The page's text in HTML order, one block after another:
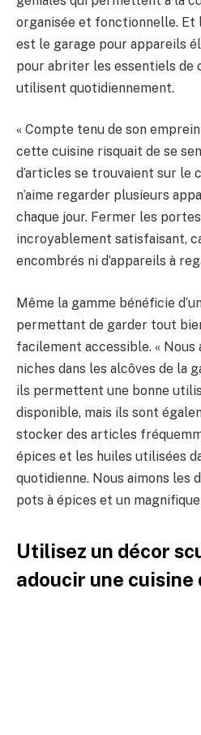
organisée et fonctionnelle. Et
est le garage pour appareils
pour abriter les essentiels de
utilisent quotidiennement.
« Compte tenu de son
cette cuisine risquait de se
d’articles se trouvaient sur le
n’aime regarder plusieurs
chaque jour. Fermer les
incroyablement satisfaisant,
encombrés ni d’appareils à
Même la gamme bénéficie
permettant de garder tout
facilement accessible. « Nous
niches dans les alcôves de la
ils permettent une bonne
disponible, mais ils sont
stocker des articles
épices et les huiles utilisées
quotidienne. Nous aimons les
pots à épices et un
Utilisez un décor
adoucir une